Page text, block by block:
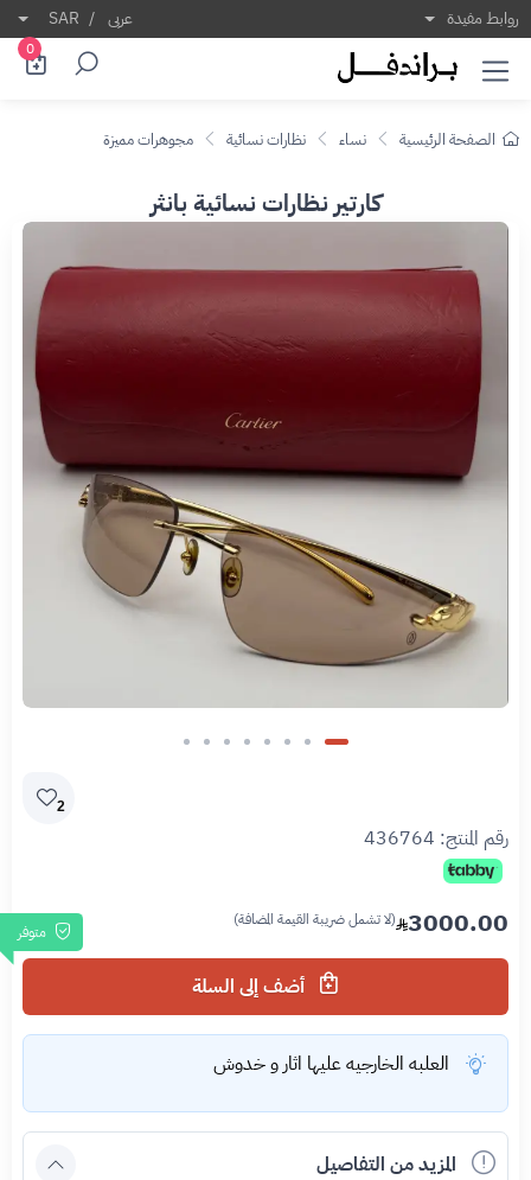
روابط مفيدة عربى /
SAR
0
الصفحة الرئيسية نساء نظارات نسائية مجوهرات مميزة
كارتير نظارات نسائية بانثر
2
رقم المنتج: 436764
متوفر 3000.00 (لا تشمل ضريبة القيمة المضافة)
العلبه الخارجيه عليها اثار و خدوش
المزيد من التفاصيل